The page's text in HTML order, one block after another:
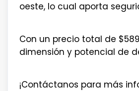
oeste, lo cual aporta
Con un precio total de
dimensión y potencial de
¡Contáctanos para más